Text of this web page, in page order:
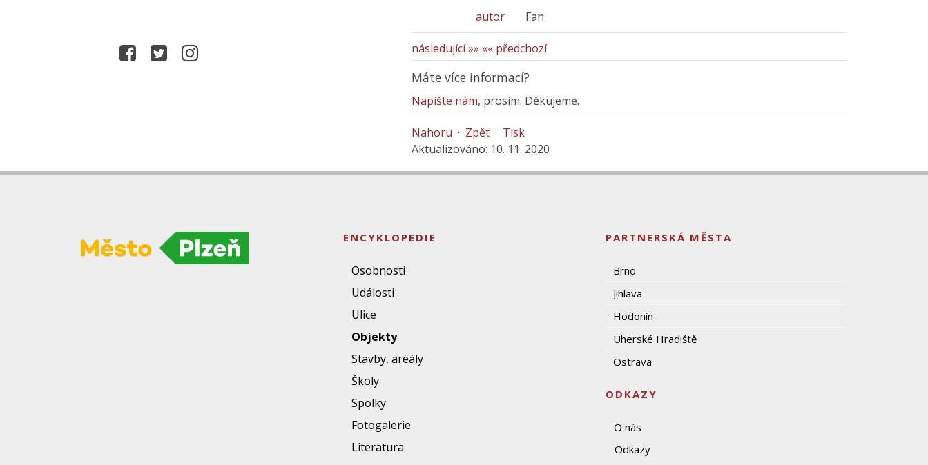
autor Fan
následující »» «« předchozí
Máte více informací?
Napište nám, prosím. Děkujeme.
Nahoru · Zpět · Tisk
Aktualizováno: 10. 11. 2020
ENCYKLOPEDIE
Osobnosti
Události
Ulice
Objekty
Stavby, areály
Školy
Spolky
Fotogalerie
Literatura
PARTNERSKÁ MĚSTA
Brno
Jihlava
Hodonín
Uherské Hradiště
Ostrava
ODKAZY
O nás
Odkazy